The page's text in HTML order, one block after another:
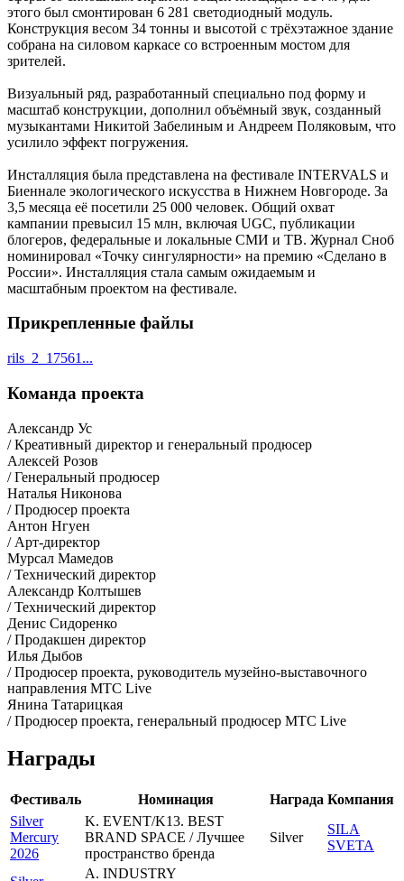
этого был смонтирован 6 281 светодиодный модуль.
Конструкция весом 34 тонны и высотой с трёхэтажное здание
собрана на силовом каркасе со встроенным мостом для
зрителей.
Визуальный ряд, разработанный специально под форму и
масштаб конструкции, дополнил объёмный звук, созданный
музыкантами Никитой Забелиным и Андреем Поляковым, что
усилило эффект погружения.
Инсталляция была представлена на фестивале INTERVALS и
Биеннале экологического искусства в Нижнем Новгороде. За
3,5 месяца её посетили 25 000 человек. Общий охват
кампании превысил 15 млн, включая UGC, публикации
блогеров, федеральные и локальные СМИ и ТВ. Журнал Сноб
номинировал «Точку сингулярности» на премию «Сделано в
России». Инсталляция стала самым ожидаемым и
масштабным проектом на фестивале.
Прикрепленные файлы
rils_2_17561...
Команда проекта
Александр Ус
/ Креативный директор и генеральный продюсер
Алексей Розов
/ Генеральный продюсер
Наталья Никонова
/ Продюсер проекта
Антон Нгуен
/ Арт-директор
Мурсал Мамедов
/ Технический директор
Александр Колтышев
/ Технический директор
Денис Сидоренко
/ Продакшен директор
Илья Дыбов
/ Продюсер проекта, руководитель музейно-выставочного
направления МТС Live
Янина Татарицкая
/ Продюсер проекта, генеральный продюсер МТС Live
Награды
Фестиваль Номинация Награда Компания
Silver
Mercury
2026
K. EVENT/K13. BEST
BRAND SPACE / Лучшее
пространство бренда
Silver
SILA
SVETA
A. INDUSTRY